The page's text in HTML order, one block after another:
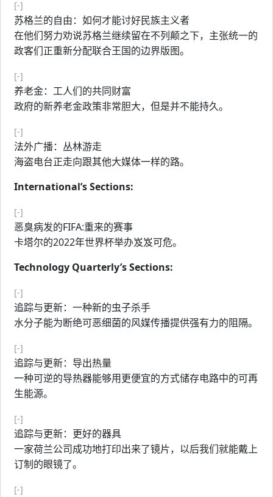
[-]
苏格兰的自由：如何才能讨好民族主义者
在他们努力劝说苏格兰继续留在不列颠之下，主张统一的
政客们正重新分配联合王国的边界版图。
[-]
养老金：工人们的共同财富
政府的新养老金政策非常胆大，但是并不能持久。
[-]
法外广播：丛林游走
海盗电台正走向跟其他大媒体一样的路。
International’s Sections:
[-]
恶臭病发的FIFA:重来的赛事
卡塔尔的2022年世界杯举办岌岌可危。
Technology Quarterly’s Sections:
[-]
追踪与更新：一种新的虫子杀手
水分子能为断绝可恶细菌的风媒传播提供强有力的阻隔。
[-]
追踪与更新：导出热量
一种可逆的导热器能够用更便宜的方式储存电路中的可再
生能源。
[-]
追踪与更新：更好的器具
一家荷兰公司成功地打印出来了镜片，以后我们就能戴上
订制的眼镜了。
[-]